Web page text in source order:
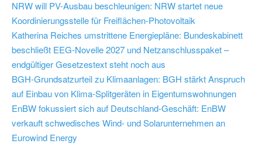
NRW will PV-Ausbau beschleunigen: NRW startet neue
Koordinierungsstelle für Freiflächen-Photovoltaik
Katherina Reiches umstrittene Energiepläne: Bundeskabinett
beschließt EEG-Novelle 2027 und Netzanschlusspaket –
endgültiger Gesetzestext steht noch aus
BGH-Grundsatzurteil zu Klimaanlagen: BGH stärkt Anspruch
auf Einbau von Klima-Splitgeräten in Eigentumswohnungen
EnBW fokussiert sich auf Deutschland-Geschäft: EnBW
verkauft schwedisches Wind- und Solarunternehmen an
Eurowind Energy